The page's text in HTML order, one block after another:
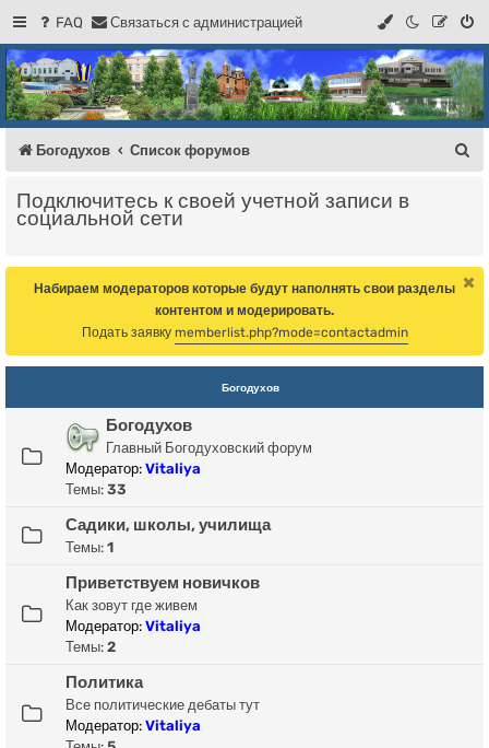
FAQ Связаться с администрацией
Регистрация
Форум Богодухова
Богодухов
Богодухов Список форумов
к
Подключитесь к своей учетной записи в
социальной сети
Набираем модераторов которые будут наполнять свои разделы
контентом и модерировать.
Подать заявку memberlist.php?mode=contactadmin
Богодухов
Богодухов
Главный Богодуховский форум
Модератор: Vitaliya
Темы: 33
Садики, школы, училища
Темы: 1
Приветствуем новичков
Как зовут где живем
Модератор: Vitaliya
Темы: 2
Политика
Все политические дебаты тут
Модератор: Vitaliya